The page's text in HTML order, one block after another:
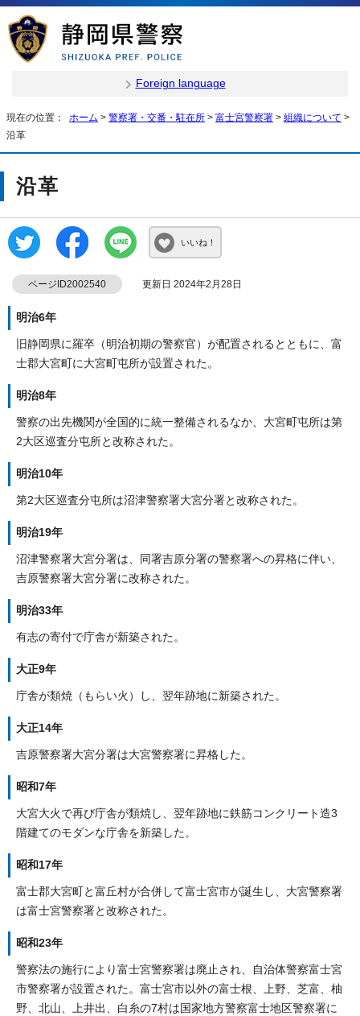
Foreign language
現在の位置： ホーム > 警察署・交番・駐在所 > 富士宮警察署 > 組織について >
沿革
沿革
いいね！
ページID2002540 更新日 2024年2月28日
明治6年
旧静岡県に羅卒（明治初期の警察官）が配置されるとともに、富
士郡大宮町に大宮町屯所が設置された。
明治8年
警察の出先機関が全国的に統一整備されるなか、大宮町屯所は第
2大区巡査分屯所と改称された。
明治10年
第2大区巡査分屯所は沼津警察署大宮分署と改称された。
明治19年
沼津警察署大宮分署は、同署吉原分署の警察署への昇格に伴い、
吉原警察署大宮分署に改称された。
明治33年
有志の寄付で庁舎が新築された。
大正9年
庁舎が類焼（もらい火）し、翌年跡地に新築された。
大正14年
吉原警察署大宮分署は大宮警察署に昇格した。
昭和7年
大宮大火で再び庁舎が類焼し、翌年跡地に鉄筋コンクリート造3
階建てのモダンな庁舎を新築した。
昭和17年
富士郡大宮町と富丘村が合併して富士宮市が誕生し、大宮警察署
は富士宮警察署と改称された。
昭和23年
警察法の施行により富士宮警察署は廃止され、自治体警察富士宮
市警察署が設置された。富士宮市以外の富士根、上野、芝富、柚
野、北山、上井出、白糸の7村は国家地方警察富士地区警察署に